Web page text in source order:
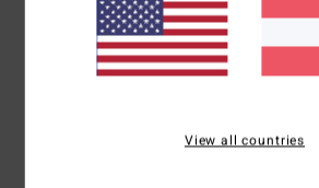
Zusammensetzung[Main Fabric] 78%
Polyamide 22% Elastane
View all countries